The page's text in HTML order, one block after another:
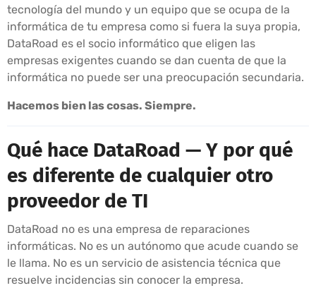
tecnología del mundo y un equipo que se ocupa de la
informática de tu empresa como si fuera la suya propia,
DataRoad es el socio informático que eligen las
empresas exigentes cuando se dan cuenta de que la
informática no puede ser una preocupación secundaria.
Hacemos bien las cosas. Siempre.
Qué hace DataRoad — Y por qué
es diferente de cualquier otro
proveedor de TI
DataRoad no es una empresa de reparaciones
informáticas. No es un autónomo que acude cuando se
le llama. No es un servicio de asistencia técnica que
resuelve incidencias sin conocer la empresa.